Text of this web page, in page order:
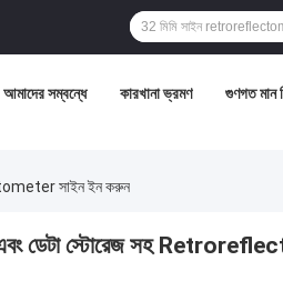
আমাদের সম্বন্ধে কারখানা ভ্রমণ গুণগত মান
সাইন ইন করুন
এবং ডেটা স্টোরেজ সহ